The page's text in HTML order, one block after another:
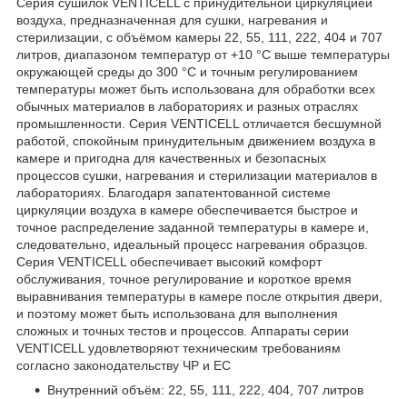
Серия сушилок VENTICELL с принудительной циркуляцией
воздуха, предназначенная для сушки, нагревания и
стерилизации, с объёмом камеры 22, 55, 111, 222, 404 и 707
литров, диапазоном температур от +10 °С выше температуры
окружающей среды до 300 °С и точным регулированием
температуры может быть использована для обработки всех
обычных материалов в лабораториях и разных отраслях
промышленности. Серия VENTICELL отличается бесшумной
работой, спокойным принудительным движением воздуха в
камере и пригодна для качественных и безопасных
процессов сушки, нагревания и стерилизации материалов в
лабораториях. Благодаря запатентованной системе
циркуляции воздуха в камере обеспечивается быстрое и
точное распределение заданной температуры в камере и,
следовательно, идеальный процесс нагревания образцов.
Серия VENTICELL обеспечивает высокий комфорт
обслуживания, точное регулирование и короткое время
выравнивания температуры в камере после открытия двери,
и поэтому может быть использована для выполнения
сложных и точных тестов и процессов. Аппараты серии
VENTICELL удовлетворяют техническим требованиям
согласно законодательству ЧР и ЕС
Внутренний объём: 22, 55, 111, 222, 404, 707 литров